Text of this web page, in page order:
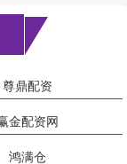
尊鼎配资
金配资网
鸿满仓